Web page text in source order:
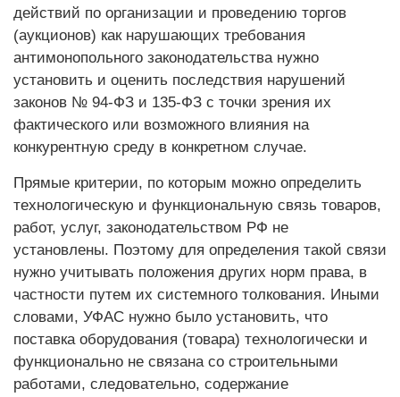
действий по организации и проведению торгов
(аукционов) как нарушающих требования
антимонопольного законодательства нужно
установить и оценить последствия нарушений
законов № 94-ФЗ и 135-ФЗ с точки зрения их
фактического или возможного влияния на
конкурентную среду в конкретном случае.
Прямые критерии, по которым можно определить
технологическую и функциональную связь товаров,
работ, услуг, законодательством РФ не
установлены. Поэтому для определения такой связи
нужно учитывать положения других норм права, в
частности путем их системного толкования. Иными
словами, УФАС нужно было установить, что
поставка оборудования (товара) технологически и
функционально не связана со строительными
работами, следовательно, содержание